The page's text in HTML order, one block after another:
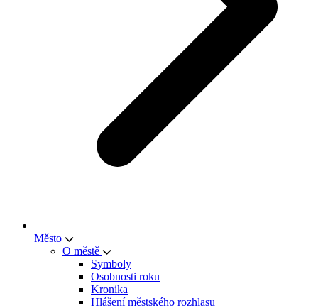
Město
O městě
Symboly
Osobnosti roku
Kronika
Hlášení městského rozhlasu